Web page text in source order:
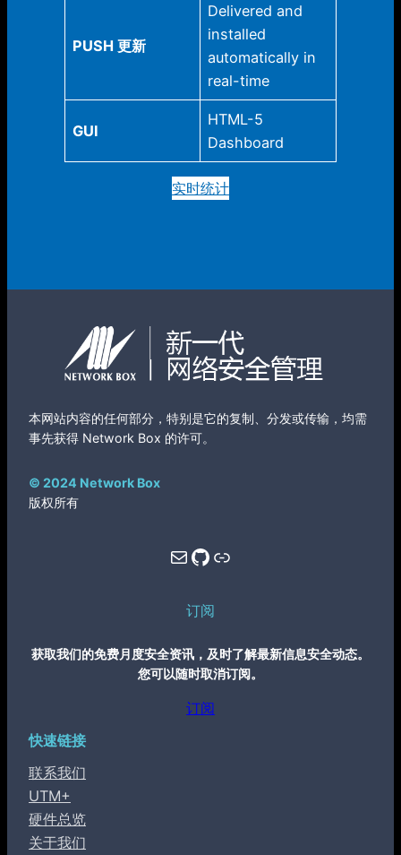
PUSH 更新
Delivered and
installed
automatically in
real-time
GUI
HTML-5
Dashboard
实时统计
本网站内容的任何部分，特别是它的复制、分发或传输，均需
事先获得 Network Box 的许可。
© 2024 Network Box
版权所有
Mail GitHub Link
订阅
获取我们的免费月度安全资讯，及时了解最新信息安全动态。
您可以随时取消订阅。
订阅
快速链接
联系我们
UTM+
硬件总览
关于我们